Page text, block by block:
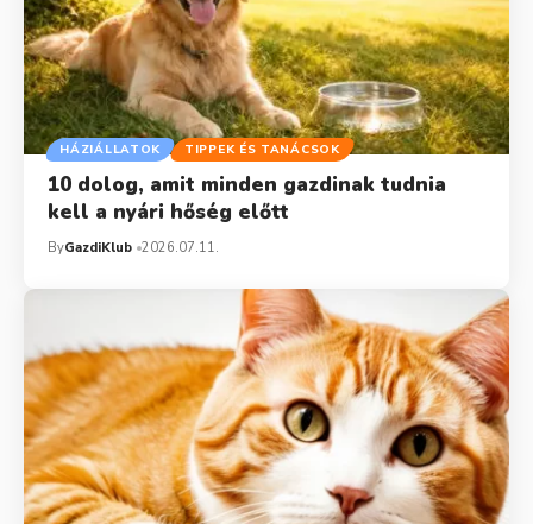
HÁZIÁLLATOK TIPPEK ÉS TANÁCSOK
10 dolog, amit minden gazdinak tudnia
kell a nyári hőség előtt
ByGazdiKlub 2026.07.11.